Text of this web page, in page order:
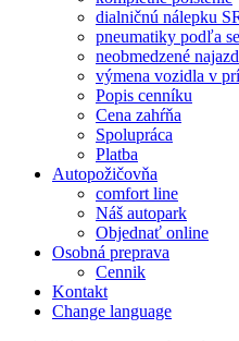
dialničnú nálepku
pneumatiky podľa
neobmedzené
výmena vozidla v
Popis cenníku
Cena zahŕňa
Spolupráca
Platba
Autopožičovňa
comfort line
Náš autopark
Objednať online
Osobná preprava
Cennik
Kontakt
Change language